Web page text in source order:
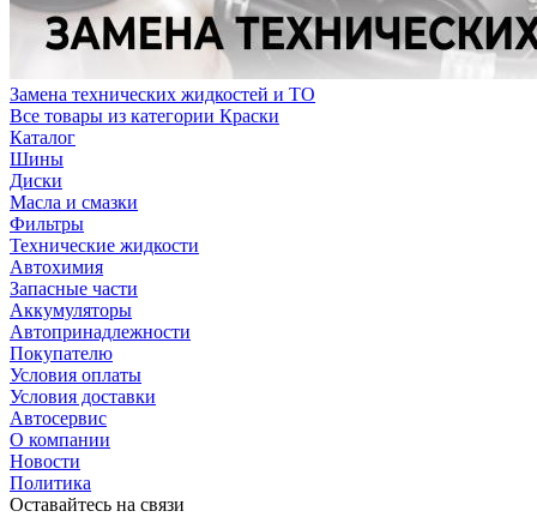
Замена технических жидкостей и ТО
Все товары из категории Краски
Каталог
Шины
Диски
Масла и смазки
Фильтры
Технические жидкости
Автохимия
Запасные части
Аккумуляторы
Автопринадлежности
Покупателю
Условия оплаты
Условия доставки
Автосервис
О компании
Новости
Политика
Оставайтесь на связи